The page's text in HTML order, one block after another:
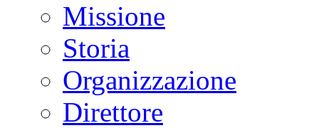
Missione
Storia
Organizzazione
Direttore